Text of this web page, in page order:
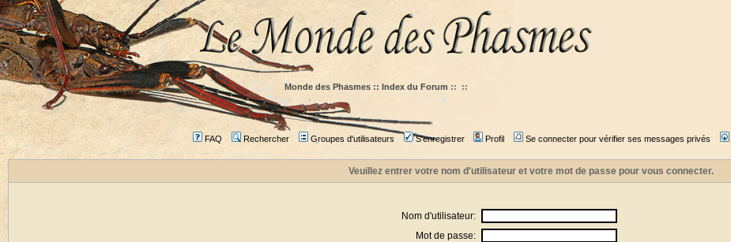
Monde des Phasmes :: Index du Forum :: ::
FAQ Rechercher Groupes d'utilisateurs S'enregistrer Profil Se connecter pour vérifier ses messages privés
Veuillez entrer votre nom d'utilisateur et votre mot de passe pour vous connecter.
Nom d'utilisateur:
Mot de passe: